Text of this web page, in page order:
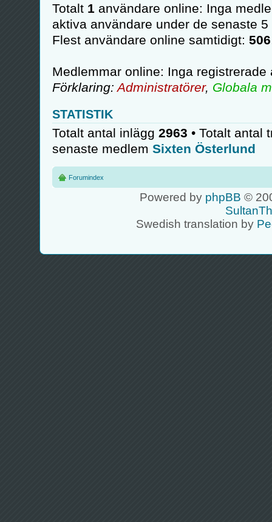
Totalt 1 användare online: Inga
aktiva användare under de senaste
Flest användare online samtidigt: 506
Medlemmar online: Inga registrerade
Förklaring: Administratörer, Globala
STATISTIK
Totalt antal inlägg 2963 • Totalt antal
senaste medlem Sixten Österlund
Forumindex
Powered by phpBB ©
Swedish translation by